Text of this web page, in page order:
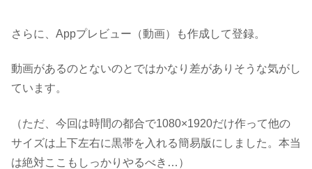
さらに、 Appプレビュー（動画） も作成して登録。
動画があるのとないのとではかなり差がありそうな気がし
ています。
（ただ、今回は時間の都合で1080×1920だけ作って他の
サイズは上下左右に黒帯を入れる簡易版にしました。本当
は絶対ここもしっかりやるべき…）